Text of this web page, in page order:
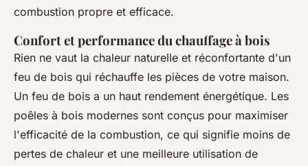
combustion propre et efficace.
Confort et performance du chauffage à bois
Rien ne vaut la chaleur naturelle et réconfortante d'un
feu de bois qui réchauffe les pièces de votre maison.
Un feu de bois a un haut rendement énergétique. Les
poêles à bois modernes sont conçus pour maximiser
l'efficacité de la combustion, ce qui signifie moins de
pertes de chaleur et une meilleure utilisation de